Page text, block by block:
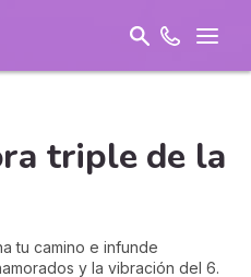
triple de la
tu camino e infunde
y la vibración del 6.